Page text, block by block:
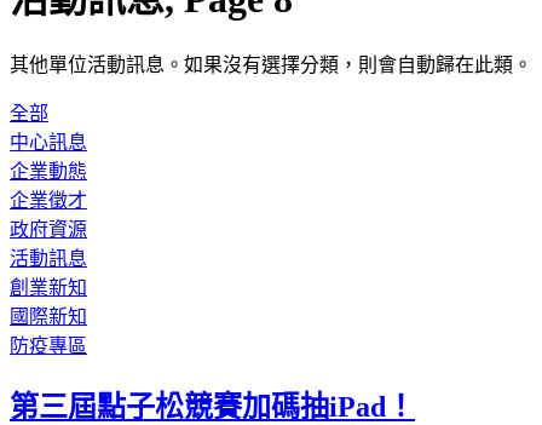
其他單位活動訊息。如果沒有選擇分類，則會自動歸在此類。
全部
中心訊息
企業動態
企業徵才
政府資源
活動訊息
創業新知
國際新知
防疫專區
第三屆點子松競賽加碼抽iPad！